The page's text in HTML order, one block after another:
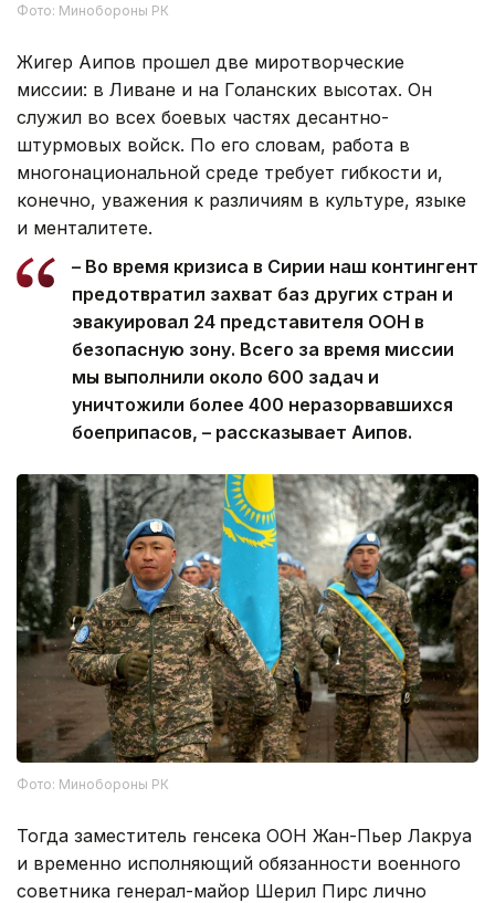
Фото: Минобороны РК
Жигер Аипов прошел две миротворческие
миссии: в Ливане и на Голанских высотах. Он
служил во всех боевых частях десантно-
штурмовых войск. По его словам, работа в
многонациональной среде требует гибкости и,
конечно, уважения к различиям в культуре, языке
и менталитете.
– Во время кризиса в Сирии наш контингент
предотвратил захват баз других стран и
эвакуировал 24 представителя ООН в
безопасную зону. Всего за время миссии
мы выполнили около 600 задач и
уничтожили более 400 неразорвавшихся
боеприпасов, – рассказывает Аипов.
Фото: Минобороны РК
Тогда заместитель генсека ООН Жан-Пьер Лакруа
и временно исполняющий обязанности военного
советника генерал-майор Шерил Пирс лично